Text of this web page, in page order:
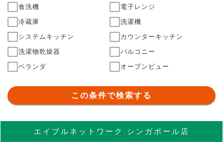
食洗機
電子レンジ
冷蔵庫
洗濯機
システムキッチン
カウンターキッチン
洗濯物乾燥器
バルコニー
ベランダ
オープンビュー
この条件で検索する
エイブル ネットワーク シンガポール店